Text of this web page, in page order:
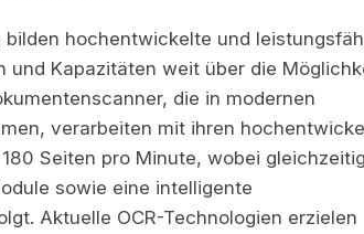
hochentwickelte und
und Kapazitäten weit über die
die in modernen
verarbeiten mit ihren
Seiten pro Minute, wobei
sowie eine intelligente
Aktuelle OCR-Technologien erzielen